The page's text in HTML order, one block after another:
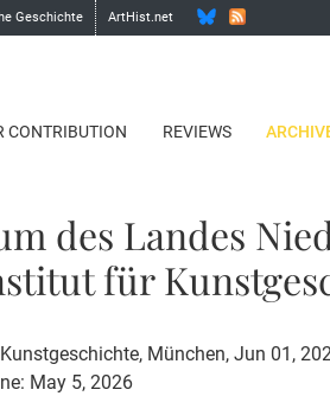
Geschichte ArtHist.net
CONTRIBUTION REVIEWS
des Landes
für
München, Jun 01,
May 5, 2026